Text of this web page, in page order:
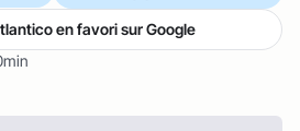
en favori sur Google